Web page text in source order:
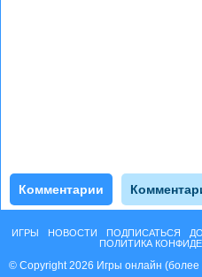
Комментарии
ИГРЫ НОВОСТИ ПОДПИСАТЬСЯ
ПОЛИТИКА
© Copyright 2026 Игры онлайн (более